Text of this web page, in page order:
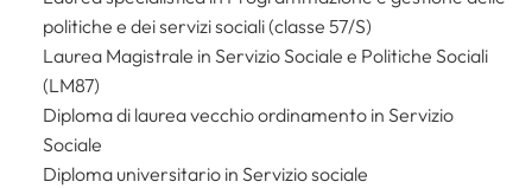
politiche e dei servizi sociali (classe 57/S)
Laurea Magistrale in Servizio Sociale e Politiche Sociali
(LM87)
Diploma di laurea vecchio ordinamento in Servizio
Sociale
Diploma universitario in Servizio sociale